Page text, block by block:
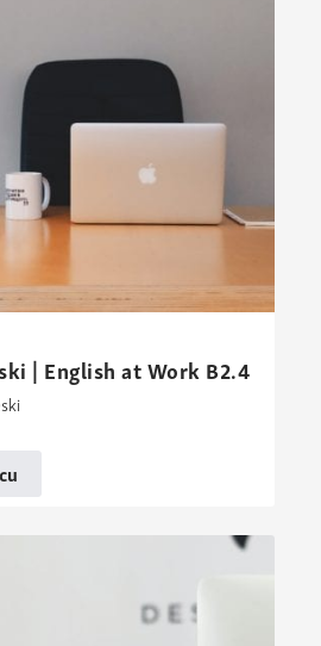
| English at Work B2.4